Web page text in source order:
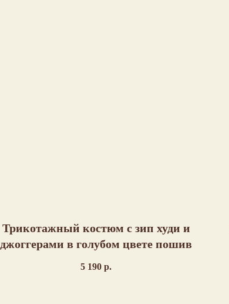
Трикотажный костюм с зип худи и
джоггерами в голубом цвете пошив
5 190 р.